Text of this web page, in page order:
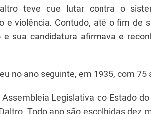
teve que lutar contra o
e violência. Contudo, até o fim de
e sua candidatura afirmava e
no ano seguinte, em 1935, com 75
Assembleia Legislativa do Estado
Todo ano são escolhidas dez